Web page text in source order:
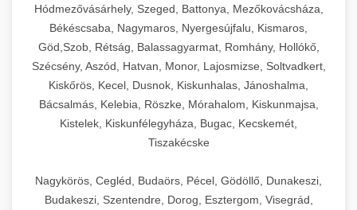
Hódmezővásárhely, Szeged, Battonya, Mezőkovácsháza,
Békéscsaba, Nagymaros, Nyergesújfalu, Kismaros,
Göd,Szob, Rétság, Balassagyarmat, Romhány, Hollókő,
Szécsény, Aszód, Hatvan, Monor, Lajosmizse, Soltvadkert,
Kiskőrös, Kecel, Dusnok, Kiskunhalas, Jánoshalma,
Bácsalmás, Kelebia, Röszke, Mórahalom, Kiskunmajsa,
Kistelek, Kiskunfélegyháza, Bugac, Kecskemét,
Tiszakécske
Nagykörös, Cegléd, Budaörs, Pécel, Gödöllő, Dunakeszi,
Budakeszi, Szentendre, Dorog, Esztergom, Visegrád,